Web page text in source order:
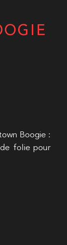
Boogie :
folie pour